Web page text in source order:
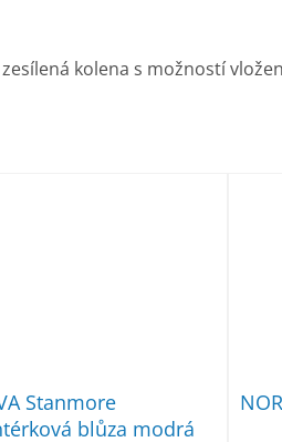
kolena s možností
Stanmore
blůza modrá